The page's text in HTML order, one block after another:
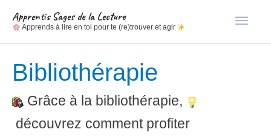
Apprentis Sages de la Lecture
Apprends à lire en toi pour te (re)trouver et agir
Bibliothérapie
Grâce à la bibliothérapie,
découvrez comment profiter